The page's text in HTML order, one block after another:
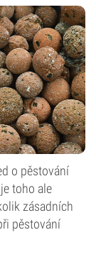
o pěstování
toho ale
zásadních
pěstování